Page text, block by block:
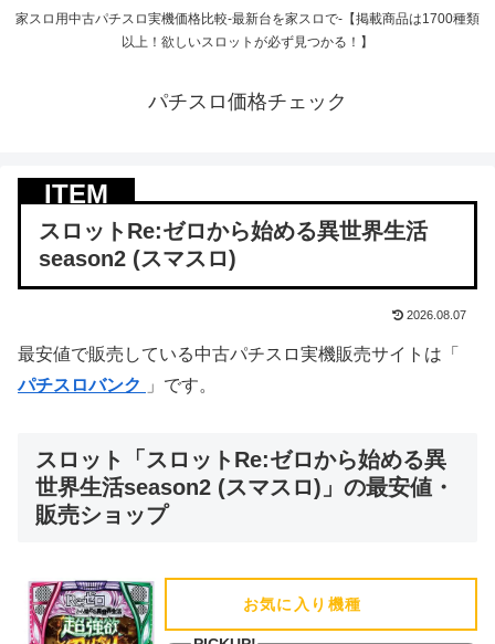
家スロ用中古パチスロ実機価格比較-最新台を家スロで-【掲載商品は1700種類
以上！欲しいスロットが必ず見つかる！】
パチスロ価格チェック
スロットRe:ゼロから始める異世界生活
season2 (スマスロ)
2026.08.07
最安値で販売している中古パチスロ実機販売サイトは「
パチスロバンク
」です。
スロット「スロットRe:ゼロから始める異
世界生活season2 (スマスロ)」の最安値・
販売ショップ
お気に入り機種